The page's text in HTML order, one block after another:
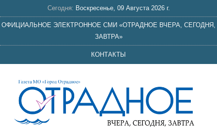
Сегодня: Воскресенье, 09 Августа 2026 г.
ОФИЦИАЛЬНОЕ ЭЛЕКТРОННОЕ СМИ «ОТРАДНОЕ ВЧЕРА, СЕГОДНЯ,
ЗАВТРА»
КОНТАКТЫ